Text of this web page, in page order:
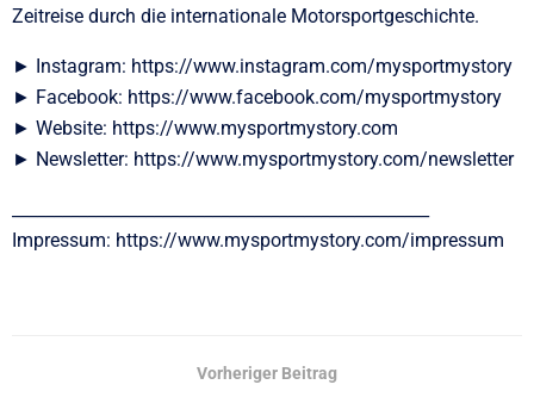
Zeitreise durch die internationale Motorsportgeschichte.
► Instagram: https://www.instagram.com/mysportmystory
► Facebook: https://www.facebook.com/mysportmystory
► Website: https://www.mysportmystory.com
► Newsletter: https://www.mysportmystory.com/newsletter
Impressum: https://www.mysportmystory.com/impressum
Vorheriger Beitrag